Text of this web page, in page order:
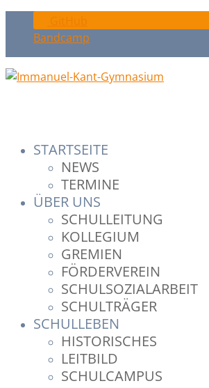
Bandcamp
STARTSEITE
NEWS
TERMINE
ÜBER UNS
SCHULLEITUNG
KOLLEGIUM
GREMIEN
FÖRDERVEREIN
SCHULSOZIALARBEIT
SCHULTRÄGER
SCHULLEBEN
HISTORISCHES
LEITBILD
SCHULCAMPUS